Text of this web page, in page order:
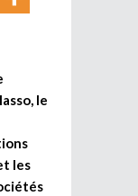
le
les